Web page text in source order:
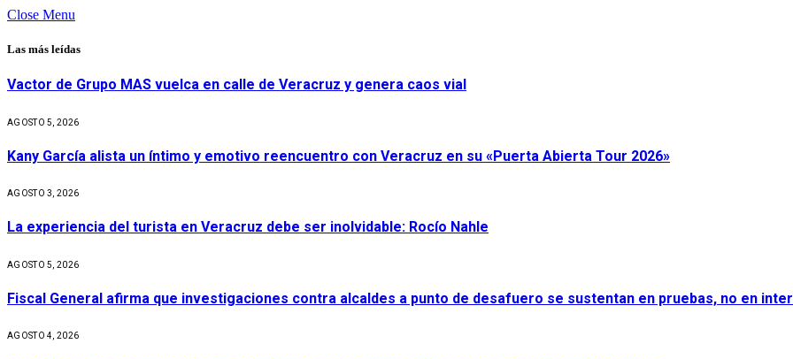
Close Menu
Las más leídas
Vactor de Grupo MAS vuelca en calle de Veracruz y genera caos vial
AGOSTO 5, 2026
Kany García alista un íntimo y emotivo reencuentro con Veracruz en su «Puerta Abierta Tour 2026»
AGOSTO 3, 2026
La experiencia del turista en Veracruz debe ser inolvidable: Rocío Nahle
AGOSTO 5, 2026
Fiscal General afirma que investigaciones contra alcaldes a punto de desafuero se sustentan en pruebas, no en
AGOSTO 4, 2026